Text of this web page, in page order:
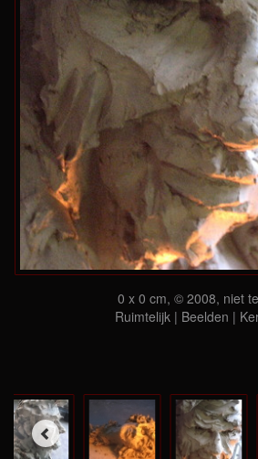
0 x 0 cm, © 2008, niet
Ruimtelijk | Beelden |